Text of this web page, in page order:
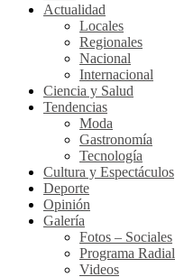
Actualidad
Locales
Regionales
Nacional
Internacional
Ciencia y Salud
Tendencias
Moda
Gastronomía
Tecnología
Cultura y Espectáculos
Deporte
Opinión
Galería
Fotos – Sociales
Programa Radial
Videos